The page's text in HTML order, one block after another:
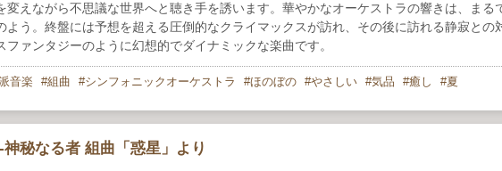
変えながら不思議な世界へと聴き手を誘います。華やかなオーケストラの響きは、まる
よう。終盤には予想を超える圧倒的なクライマックスが訪れ、その後に訪れる静寂との
ァンタジーのように幻想的でダイナミックな楽曲です。
音楽 組曲 シンフォニックオーケストラ ほのぼの やさしい 気品 癒し 夏
秘なる者 組曲「惑星」より